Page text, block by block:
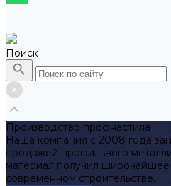
Поиск
Производство профнастила
Наша компания с 2008 года
продажей профильного
материал получил
современном строительстве.